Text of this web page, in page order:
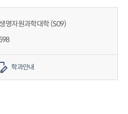
명자원과학대학 (S09)
학과안내